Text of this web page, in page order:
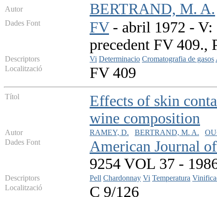
Autor BERTRAND, M. A.
Dades Font FV- abril 1972 - V:
precedent FV 409.,
Descriptors Vi Determinacio Cromatografia de gasos
Localització
FV 409
Títol
Effects of skin
wine composition
Autor RAMEY, D. BERTRAND, M. A.
Dades Font
American Journal
9254 VOL 37 -
Descriptors Pell Chardonnay Vi Temperatura
Localització
C 9/126